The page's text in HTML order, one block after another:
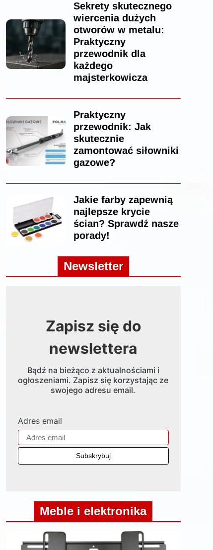
Sekrety skutecznego
wiercenia dużych
otworów w metalu:
Praktyczny
przewodnik dla
każdego
majsterkowicza
Praktyczny
przewodnik: Jak
skutecznie
zamontować siłowniki
gazowe?
Jakie farby zapewnią
najlepsze krycie
ścian? Sprawdź nasze
porady!
Newsletter
Zapisz się do
newslettera
Bądź na bieżąco z aktualnościami i
ogłoszeniami. Zapisz się korzystając ze
swojego adresu email.
Adres email
Meble i elektronika